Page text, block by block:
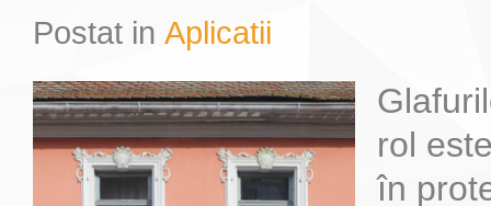
Postat in Aplicatii
rol
în